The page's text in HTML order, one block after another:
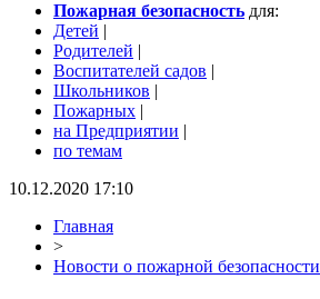
Пожарная безопасность для:
Детей |
Родителей |
Воспитателей садов |
Школьников |
Пожарных |
на Предприятии |
по темам
10.12.2020 17:10
Главная
>
Новости о пожарной безопасности